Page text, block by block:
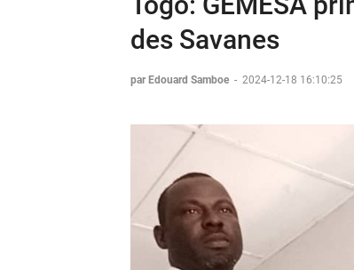
des Savanes
par Edouard Samboe - 2024-12-18 16:10:25